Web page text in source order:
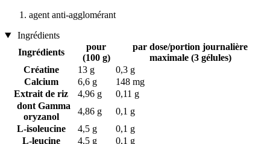
agent anti-agglomérant
Ingrédients
Ingrédients
pour
(100 g)
par dose/portion journalière
maximale (3 gélules)
Créatine
13 g
0,3 g
Calcium
6,6 g
148 mg
Extrait de riz
4,96 g
0,11 g
dont Gamma
oryzanol
4,86 g
0,1 g
L-isoleucine
4,5 g
0,1 g
L-leucine
4,5 g 0,1 g